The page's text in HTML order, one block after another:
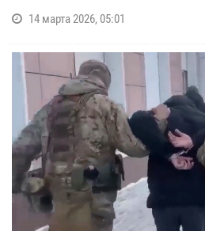
14 марта 2026, 05:01